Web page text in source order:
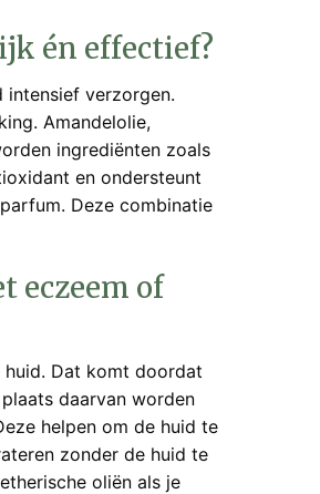
én effectief?
intensief verzorgen.
Amandelolie,
ingrediënten zoals
en ondersteunt
Deze combinatie
eczeem of
huid. Dat komt doordat
daarvan worden
helpen om de huid te
zonder de huid te
oliën als je